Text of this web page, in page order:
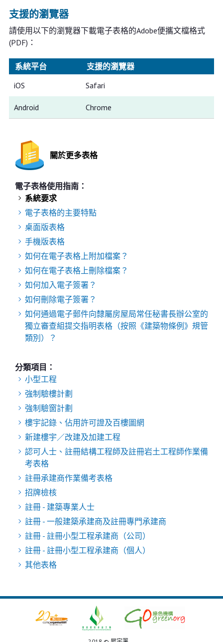
支援的瀏覽器
請使用以下的瀏覽器下載電子表格的Adobe便攜文檔格式
(PDF)：
系統平台
支援的瀏覽器
iOS
Safari
Android Chrome
關於更多表格
電子表格使用指南：
系統要求
電子表格的主要特點
桌面版表格
手機版表格
如何在電子表格上附加檔案？
如何在電子表格上刪除檔案？
如何加入電子簽署？
如何刪除電子簽署？
如何通過電子郵件向隸屬房屋局常任秘書長辦公室的
獨立審查組提交指明表格（按照《建築物條例》規管
類別）？
分類項目：
小型工程
強制驗樓計劃
強制驗窗計劃
樓宇記錄、佔用許可證及百樓圖網
新建樓宇／改建及加建工程
認可人士、註冊結構工程師及註冊岩土工程師作業備
考表格
註冊承建商作業備考表格
招牌檢核
註冊 - 建築專業人士
註冊 - 一般建築承建商及註冊專門承建商
註冊 - 註冊小型工程承建商（公司）
註冊 - 註冊小型工程承建商（個人）
其他表格